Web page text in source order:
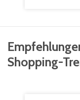
Shopping-